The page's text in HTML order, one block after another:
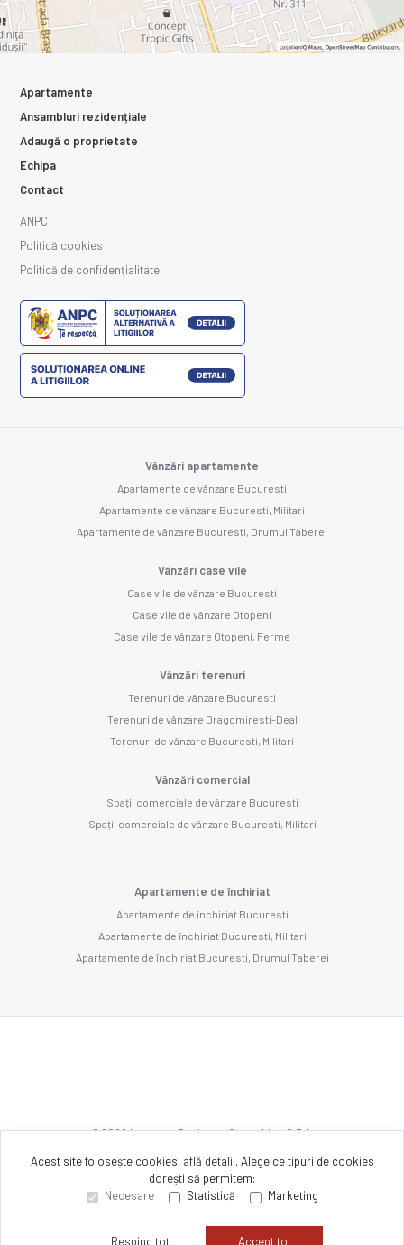
Apartamente
Ansambluri rezidențiale
Adaugă o proprietate
Echipa
Contact
ANPC
Politică cookies
Politică de confidențialitate
Vânzări apartamente
Apartamente de vânzare Bucuresti
Apartamente de vânzare Bucuresti, Militari
Apartamente de vânzare Bucuresti, Drumul Taberei
Vânzări case vile
Case vile de vânzare Bucuresti
Case vile de vânzare Otopeni
Case vile de vânzare Otopeni, Ferme
Vânzări terenuri
Terenuri de vânzare Bucuresti
Terenuri de vânzare Dragomiresti-Deal
Terenuri de vânzare Bucuresti, Militari
Vânzări comercial
Spații comerciale de vânzare Bucuresti
Spații comerciale de vânzare Bucuresti, Militari
Apartamente de închiriat
Apartamente de închiriat Bucuresti
Apartamente de închiriat Bucuresti, Militari
Apartamente de închiriat Bucuresti, Drumul Taberei
©2026Imozone Business Consulting S.R.L.
Site creat în
Acest site folosește cookies, află detalii. Alege ce tipuri de cookies
dorești să permitem:
Necesare
Statistică Marketing
Resping tot Accept tot